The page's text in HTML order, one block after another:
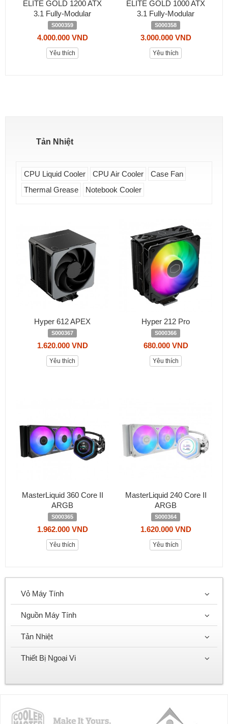
ELITE GOLD 1200 ATX
3.1 Fully-Modular
S000359
4.000.000 VND
Yêu thích
ELITE GOLD 1000 ATX
3.1 Fully-Modular
S000358
3.000.000 VND
Yêu thích
Tản Nhiệt
CPU Liquid Cooler CPU Air Cooler
Case Fan
Thermal Grease
Notebook Cooler
Hyper 612 APEX
S000367
1.620.000 VND
Yêu thích
Hyper 212 Pro
S000366
680.000 VND
Yêu thích
MasterLiquid 360 Core II
ARGB
S000365
1.962.000 VND
Yêu thích
MasterLiquid 240 Core II
ARGB
S000364
1.620.000 VND
Yêu thích
Vỏ Máy Tính
Nguồn Máy Tính
Tản Nhiệt
Thiết Bị Ngoại Vi